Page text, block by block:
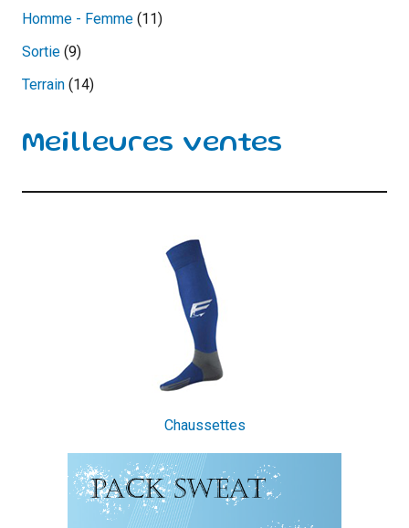
produits
Homme - Femme 1111
Sortie 99
produits
Terrain 1414
Meilleures ventes
Chaussettes